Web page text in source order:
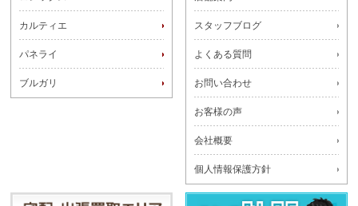
カルティエ
パネライ
ブルガリ
スタッフブログ
よくある質問
お問い合わせ
お客様の声
会社概要
個人情報保護方針